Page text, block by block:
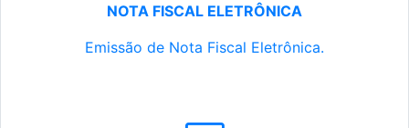
NOTA FISCAL ELETRÔNICA
Emissão de Nota Fiscal Eletrônica.